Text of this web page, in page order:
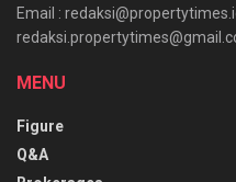
Email :
MENU
Figure
Q&A